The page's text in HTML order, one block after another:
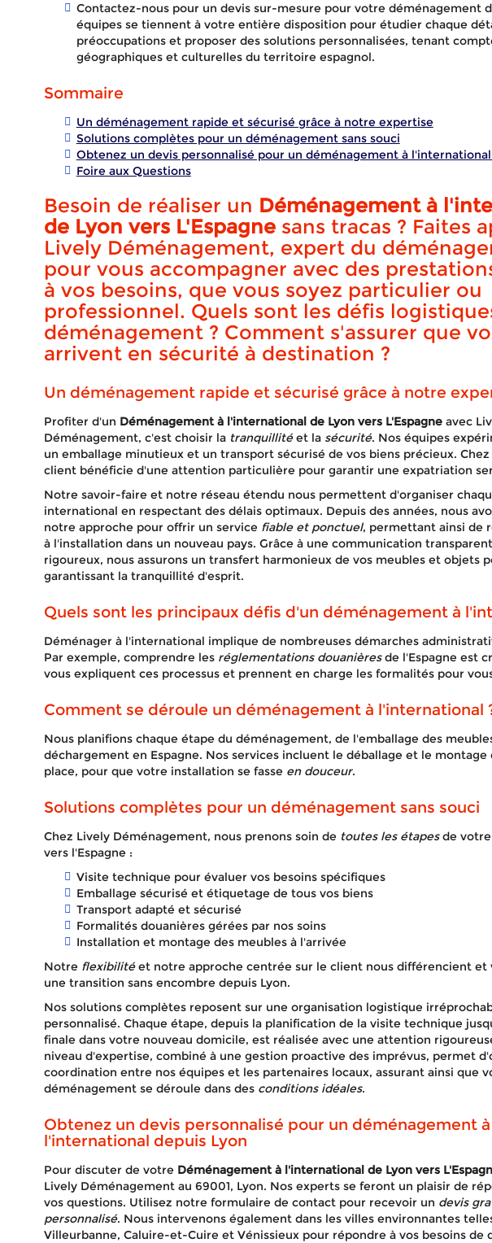
APPELEZ-
Contactez-nous pour un devis sur-mesure pour votre déménagement
équipes se tiennent à votre entière disposition pour étudier chaque
préoccupations et proposer des solutions personnalisées, tenant
géographiques et culturelles du territoire espagnol.
Sommaire
Un déménagement rapide et sécurisé grâce à notre expertise
Solutions complètes pour un déménagement sans souci
Obtenez un devis personnalisé pour un déménagement à
Foire aux Questions
Besoin de réaliser un Déménagement à
de Lyon vers L'Espagnesans tracas ? Faites
Lively Déménagement, expert du
pour vous accompagner avec des
à vos besoins, que vous soyez particulier ou
professionnel. Quels sont les défis
déménagement ? Comment s'assurer que
arrivent en sécurité à destination ?
Un déménagement rapide et sécurisé grâce à notre
Profiter d'un Déménagement à l'international de Lyon vers L'Espagneavec
Déménagement, c'est choisir la tranquillitéet la sécurité. Nos équipes
un emballage minutieux et un transport sécurisé de vos biens précieux. Chez
client bénéficie d'une attention particulière pour garantir une expatriation
Notre savoir-faire et notre réseau étendu nous permettent d'organiser
international en respectant des délais optimaux. Depuis des années, nous
notre approche pour offrir un service fiable et ponctuel, permettant ainsi de
à l'installation dans un nouveau pays. Grâce à une communication
rigoureux, nous assurons un transfert harmonieux de vos meubles et objets
garantissant la tranquillité d'esprit.
Quels sont les principaux défis d'un déménagement à
Déménager à l'international implique de nombreuses démarches
Par exemple, comprendre les réglementations douanièresde l'Espagne est
vous expliquent ces processus et prennent en charge les formalités pour
Comment se déroule un déménagement à l'international
Nous planifions chaque étape du déménagement, de l'emballage des
déchargement en Espagne. Nos services incluent le déballage et le montage
place, pour que votre installation se fasse en douceur.
Solutions complètes pour un déménagement sans souci
Chez Lively Déménagement, nous prenons soin de toutes les étapesde votre
vers l'Espagne :
Visite technique pour évaluer vos besoins spécifiques
Emballage sécurisé et étiquetage de tous vos biens
Transport adapté et sécurisé
Formalités douanières gérées par nos soins
Installation et montage des meubles à l'arrivée
Notre flexibilitéet notre approche centrée sur le client nous différencient et
une transition sans encombre depuis Lyon.
Nos solutions complètes reposent sur une organisation logistique
personnalisé. Chaque étape, depuis la planification de la visite technique
finale dans votre nouveau domicile, est réalisée avec une attention
niveau d'expertise, combiné à une gestion proactive des imprévus, permet
coordination entre nos équipes et les partenaires locaux, assurant ainsi que
déménagement se déroule dans des conditions idéales.
Obtenez un devis personnalisé pour un déménagement à
l'international depuis Lyon
Pour discuter de votre Déménagement à l'international de Lyon vers
Lively Déménagement au 69001, Lyon. Nos experts se feront un plaisir de
vos questions. Utilisez notre formulaire de contact pour recevoir un devis
personnalisé. Nous intervenons également dans les villes environnantes
Villeurbanne, Caluire-et-Cuire et Vénissieux pour répondre à vos besoins de